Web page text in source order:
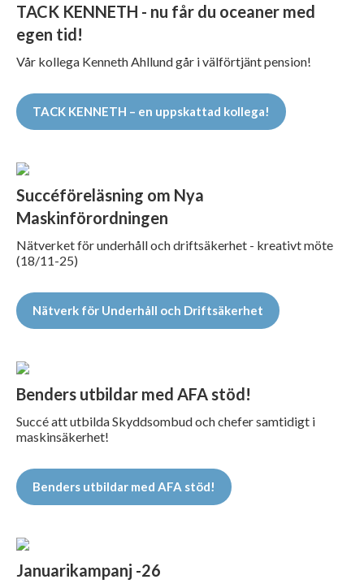
TACK KENNETH - nu får du oceaner med
egen tid!
Vår kollega Kenneth Ahllund går i välförtjänt pension!
TACK KENNETH – en uppskattad kollega!
Succéföreläsning om Nya
Maskinförordningen
Nätverket för underhåll och driftsäkerhet - kreativt möte
(18/11-25)
Nätverk för Underhåll och Driftsäkerhet
Benders utbildar med AFA stöd!
Succé att utbilda Skyddsombud och chefer samtidigt i
maskinsäkerhet!
Benders utbildar med AFA stöd!
Januarikampanj -26